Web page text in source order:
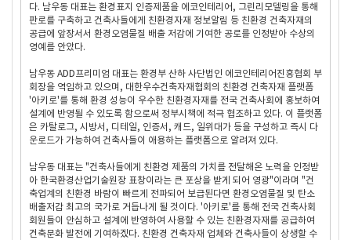
다. 남우동 대표는 환경표지 인증제품을 에코인테리어, 그린리모델링을 통해
판로를 구축하고 건축사들에게 친환경자재 정보알림 등 친환경 건축자재의
공급에 앞장서서 환경오염물질 배출 저감에 기여한 공로를 인정받아 수상의
영예를 안았다.
남우동 ADD프리미엄 대표는 환경부 산하 사단법인 에코인테리어진흥협회 부
회장을 역임하고 있으며, 대한우수건축자재협회의 친환경 건축자재 플랫폼
'아키로'를 통해 환경 성능이 우수한 친환경자재를 전국 건축사회에 홍보하여
설계에 반영될 수 있도록 함으로써 정부시책에 적극 협조하고 있다. 이 플랫폼
은 카탈로그, 시방서, 디테일, 인증서, 캐드, 일위대가 등을 구성하고 즉시 다
운로드가 가능하여 건축사들이 애용하는 플랫폼으로 알려져 있다.
남우동 대표는 "건축사들에게 친환경 제품의 가치를 전달해온 노력을 인정받
아 한국환경산업기술원장 표창이라는 큰 포상을 받게 되어 영광"이라며 "건
축업계의 친환경 바람이 빠르게 전파되어 보급된다면 환경오염물질 및 탄소
배출저감 최고의 국가로 거듭나게 될 것이다. '아키로'를 통해 전국 건축사회
회원들이 안심하고 설계에 반영하여 사용할 수 있는 친환경자재를 공급하여
건축문화 발전에 기여하겠다. 친환경 건축자재 업체와 건축사들이 상생할 수